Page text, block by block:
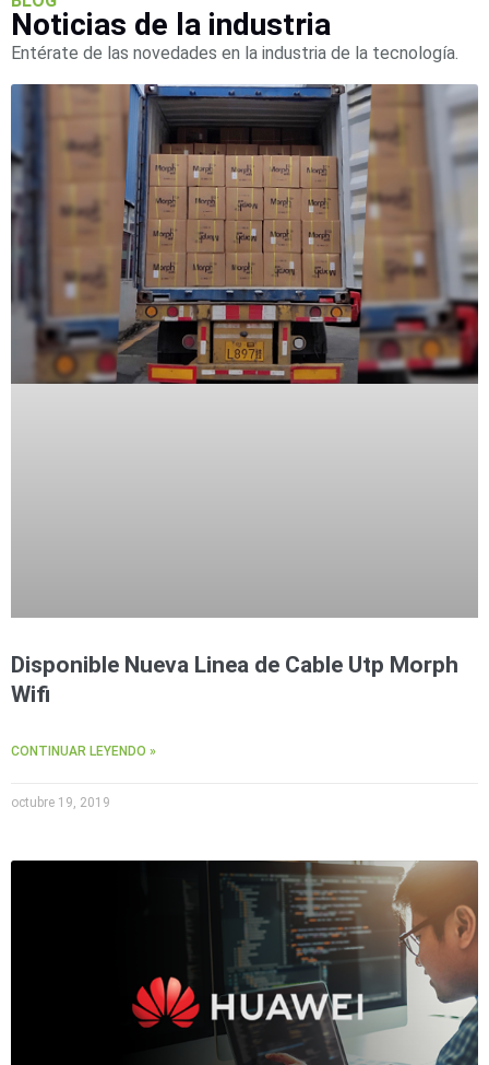
Noticias de la industria
Entérate de las novedades en la industria de la tecnología.
Disponible Nueva Linea de Cable Utp Morph
Wifi
CONTINUAR LEYENDO »
octubre 19, 2019